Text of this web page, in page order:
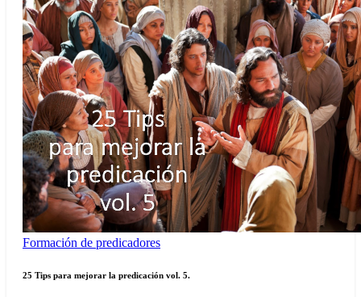
Formación de predicadores
25 Tips para mejorar la predicación vol. 5.